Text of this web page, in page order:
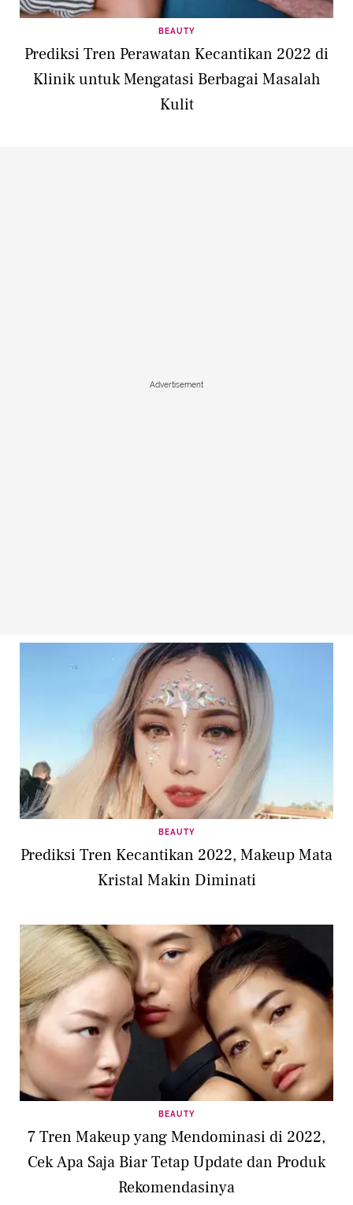
BEAUTY
Prediksi Tren Perawatan Kecantikan 2022 di
Klinik untuk Mengatasi Berbagai Masalah
Kulit
Advertisement
BEAUTY
Prediksi Tren Kecantikan 2022, Makeup Mata
Kristal Makin Diminati
BEAUTY
7 Tren Makeup yang Mendominasi di 2022,
Cek Apa Saja Biar Tetap Update dan Produk
Rekomendasinya